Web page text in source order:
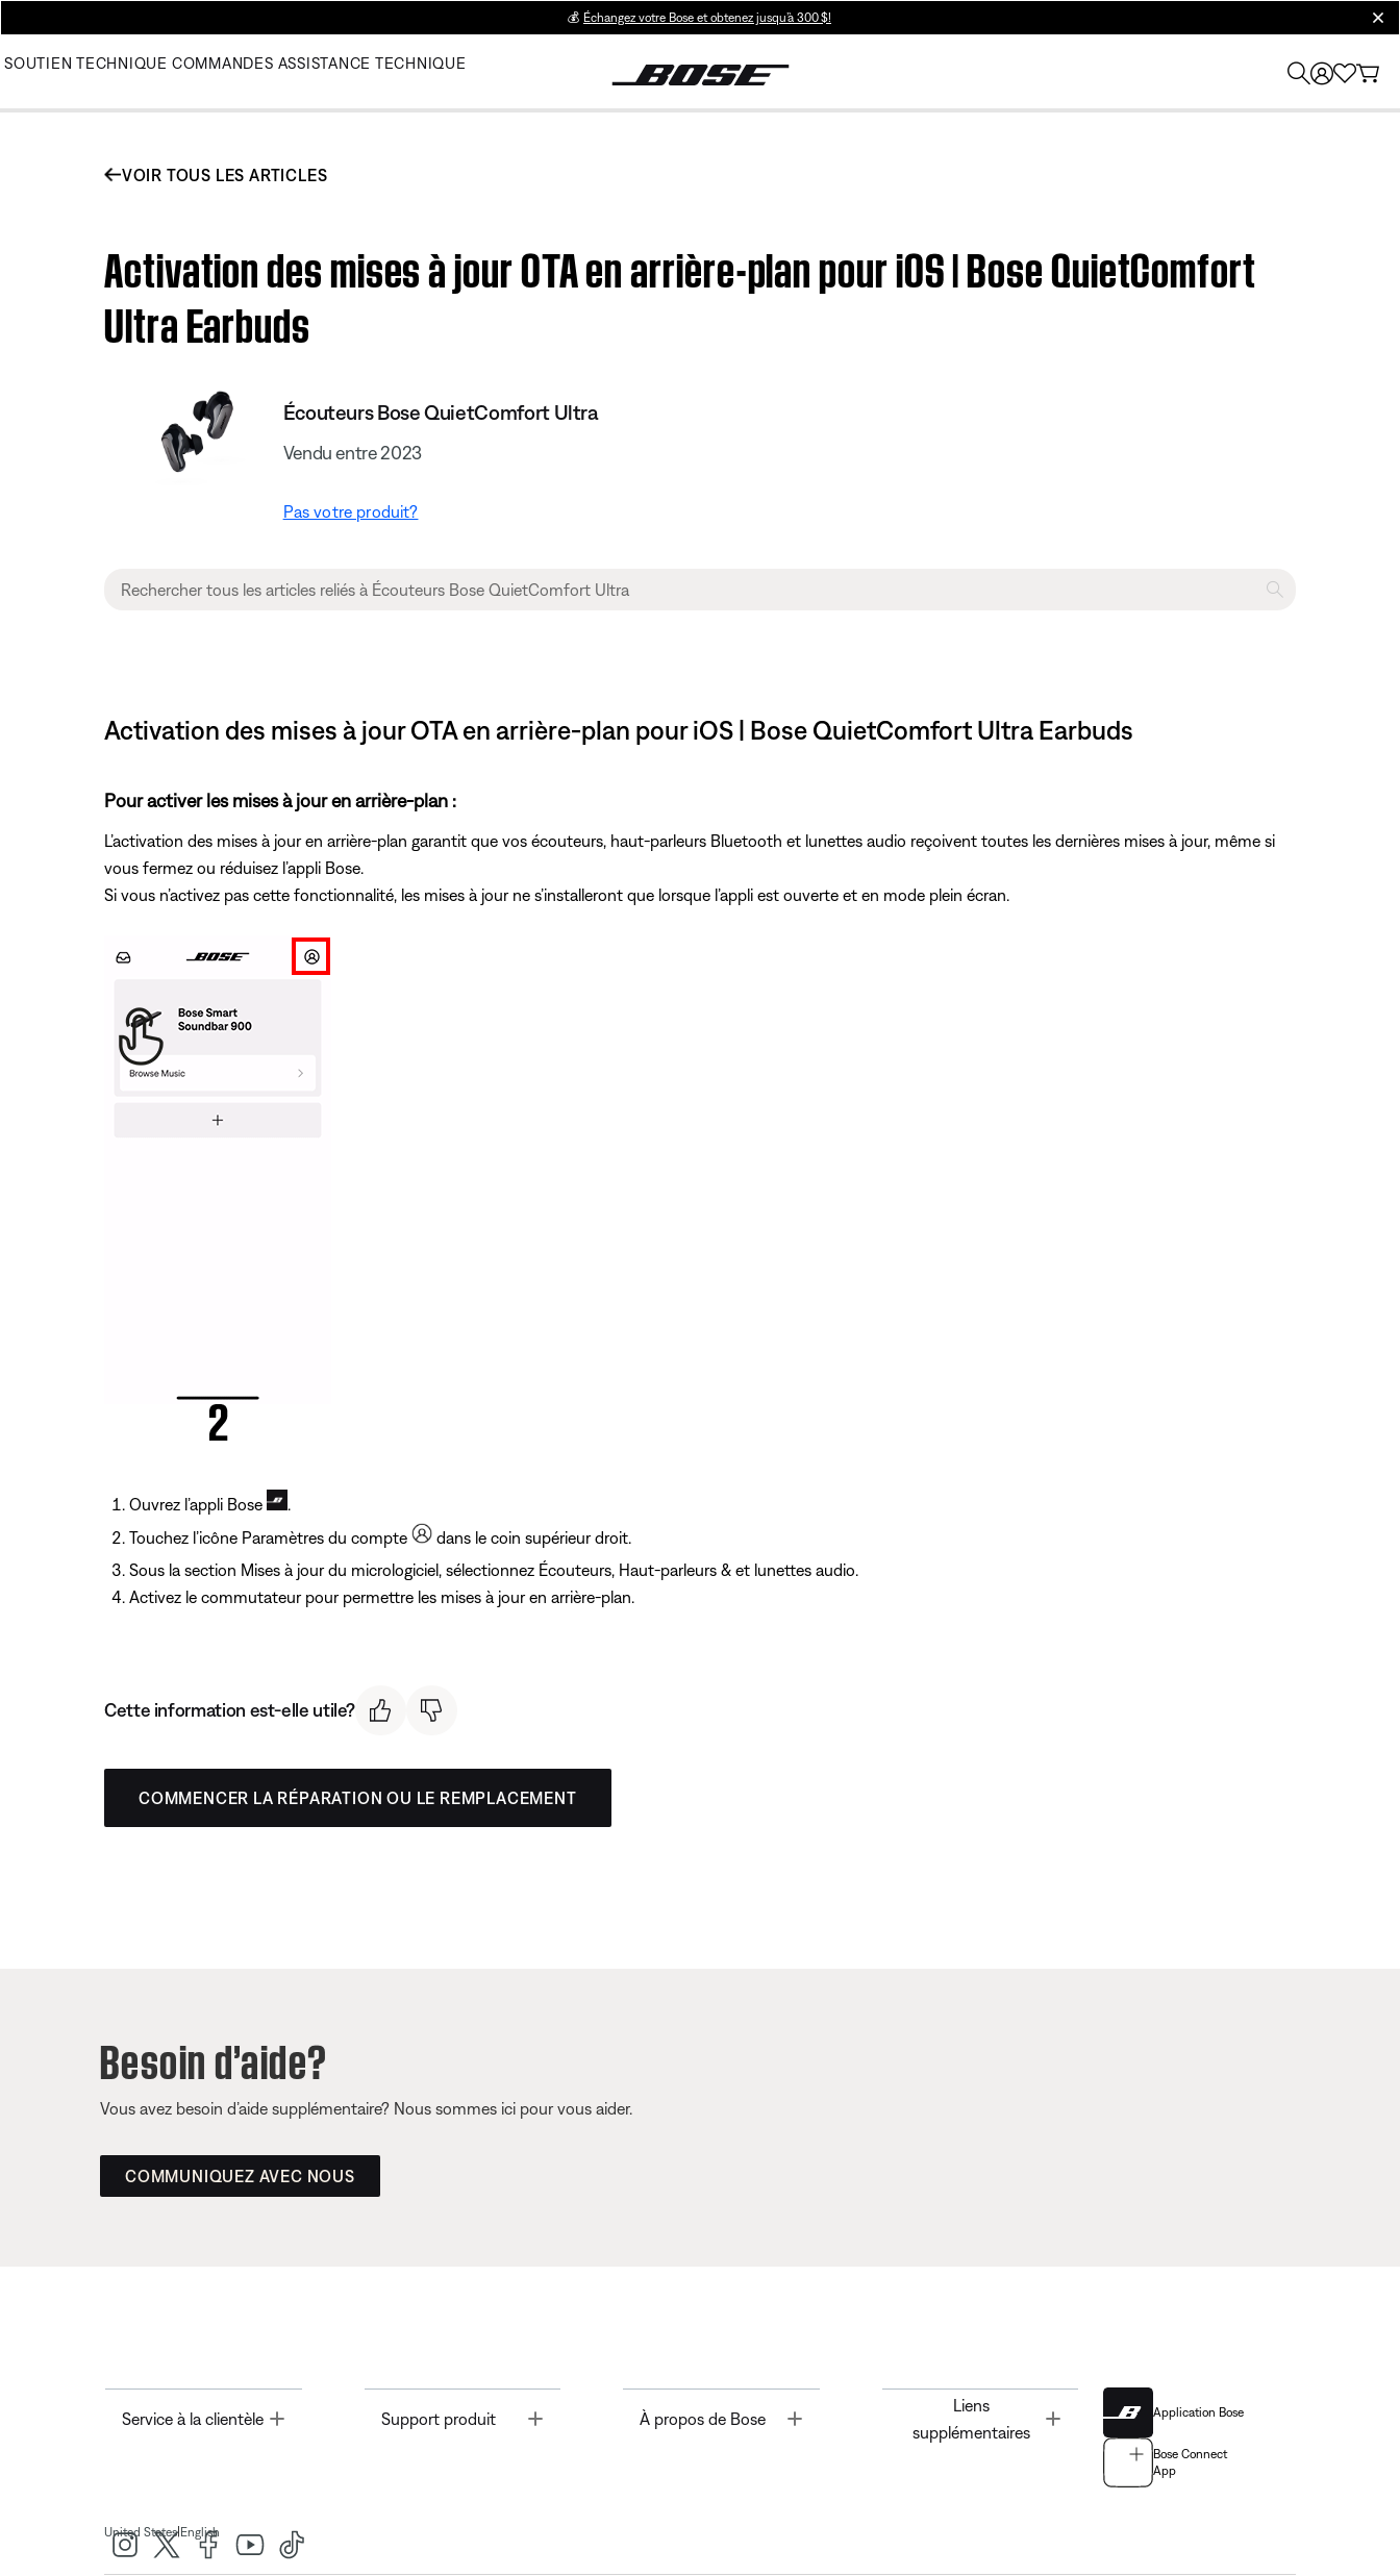
💰 Échangez votre Bose et obtenez jusqu’à 300 $!
SOUTIEN TECHNIQUE COMMANDES ASSISTANCE TECHNIQUE
VOIR TOUS LES ARTICLES
Activation des mises à jour OTA en arrière-plan pour iOS | Bose QuietComfort
Ultra Earbuds
Écouteurs Bose QuietComfort Ultra
Vendu entre 2023
Pas votre produit?
Activation des mises à jour OTA en arrière-plan pour iOS | Bose QuietComfort Ultra Earbuds
Pour activer les mises à jour en arrière-plan :
L’activation des mises à jour en arrière-plan garantit que vos écouteurs, haut-parleurs Bluetooth et lunettes audio reçoivent toutes les dernières mises à jour, même si
vous fermez ou réduisez l’appli Bose.
Si vous n’activez pas cette fonctionnalité, les mises à jour ne s’installeront que lorsque l’appli est ouverte et en mode plein écran.
Ouvrez l’appli Bose
Touchez l’icône Paramètres du compte
dans le coin supérieur droit.
Sous la section Mises à jour du micrologiciel, sélectionnez Écouteurs, Haut-parleurs & et lunettes audio.
Activez le commutateur pour permettre les mises à jour en arrière-plan.
Cette information est-elle utile?
COMMENCER LA RÉPARATION OU LE REMPLACEMENT
Besoin d’aide?
Vous avez besoin d’aide supplémentaire? Nous sommes ici pour vous aider.
COMMUNIQUEZ AVEC NOUS
Service à la clientèle Toggle Support produit À propos de Bose Toggle
Liens
supplémentaires
Application Bose
Bose Connect
App
United States| English